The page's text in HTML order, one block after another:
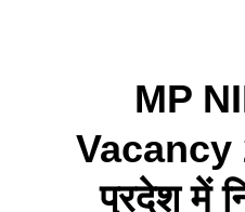
MP
Vacancy
प्रदेश में